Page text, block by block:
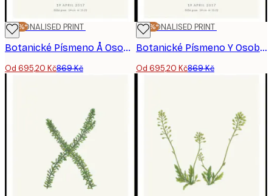
-20%*
PERSONALISED PRINT
Botanické Písmeno Å Osobní Plakát
Od 695,20 Kč869 Kč
-20%*
PERSONALISED PRINT
Botanické Písmeno Y Osobní Plakát
Od 695,20 Kč869 Kč